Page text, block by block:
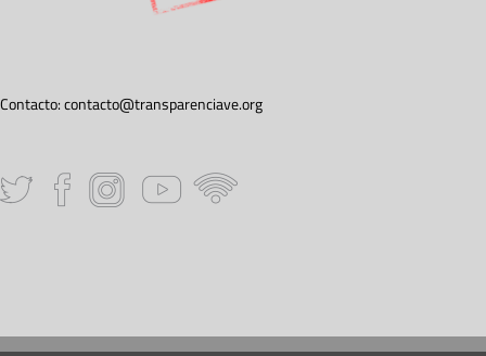
Contacto:contacto@transparenciave.org